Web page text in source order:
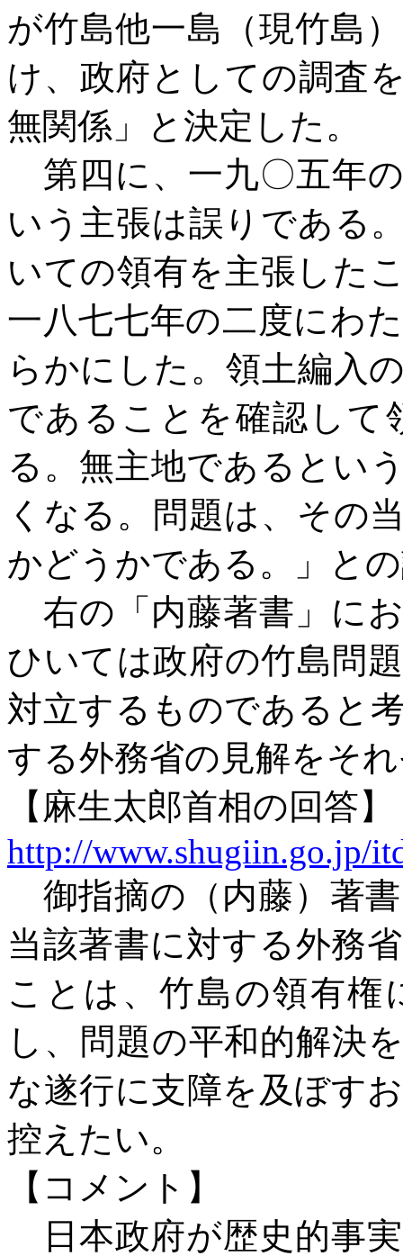
が竹島他一島（現竹島
け、政府としての調査
無関係」と決定した。
第四に、一九〇五年
いう主張は誤りである
いての領有を主張した
一八七七年の二度にわ
らかにした。領土編入
であることを確認して
る。無主地であるとい
くなる。問題は、その
かどうかである。」と
右の「内藤著書」に
ひいては政府の竹島問
対立するものであると
する外務省の見解をそ
【麻生太郎首相の回答】
http://www.shugiin.go.jp/
御指摘の（内藤）著
当該著書に対する外務
ことは、竹島の領有権
し、問題の平和的解決
な遂行に支障を及ぼす
控えたい。
【コメント】
日本政府が歴史的事